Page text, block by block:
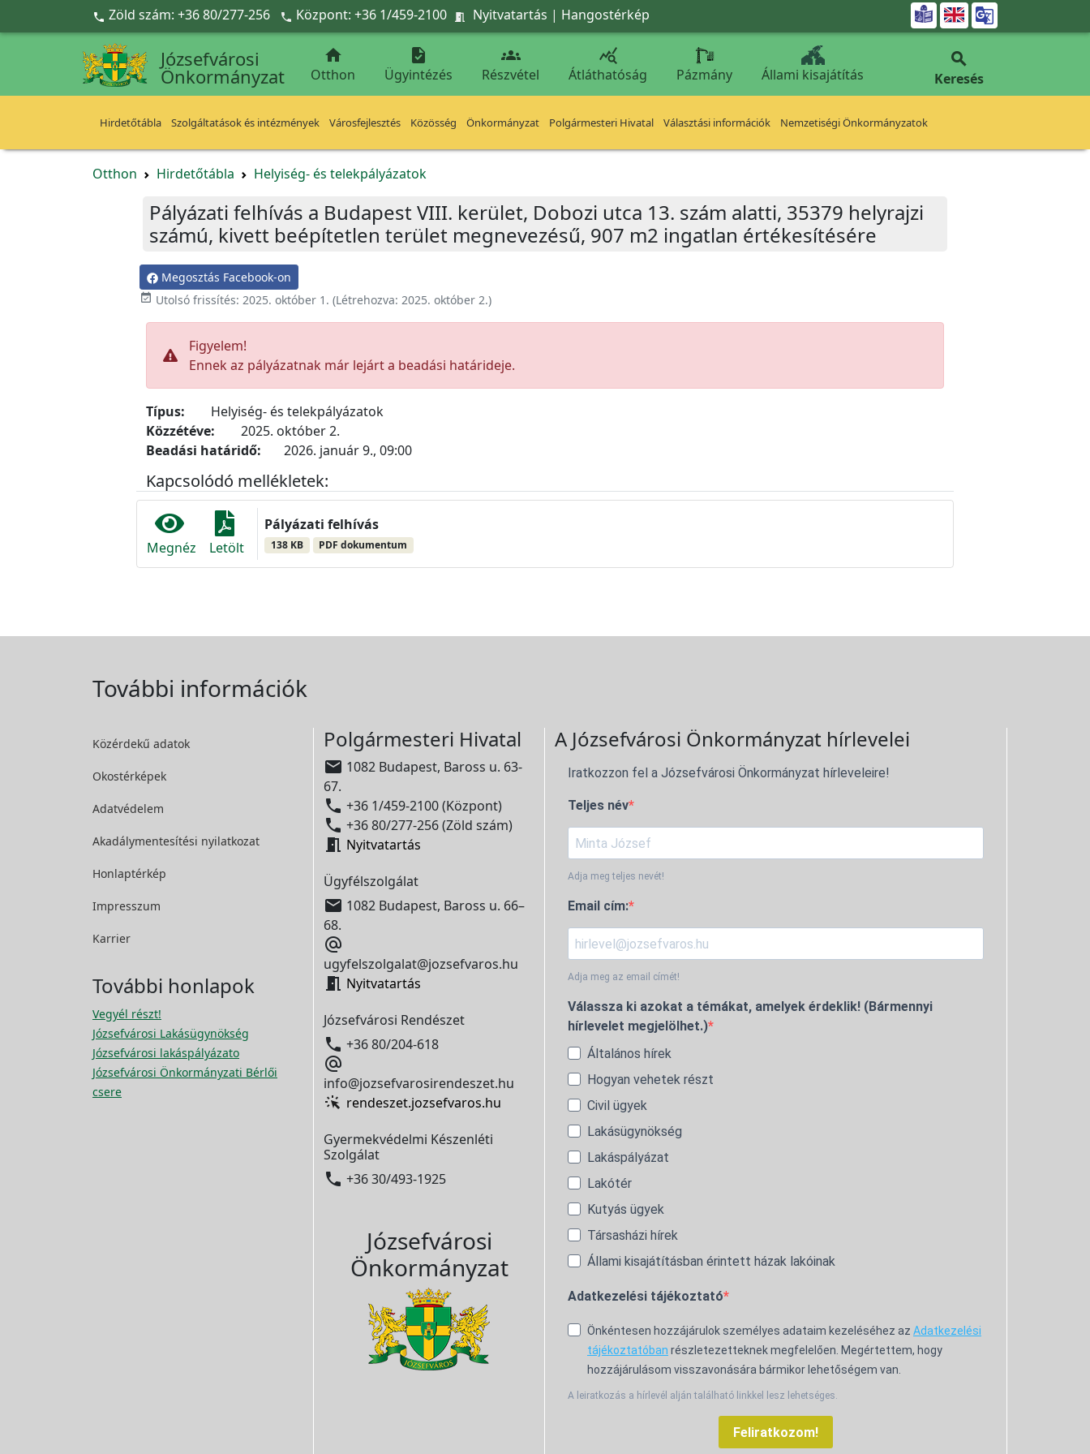
Ugrás a fő tartalomra
 Zöld szám: +36 80/277-256  Központ: +36 1/459-2100  Nyitvatartás | Hangostérkép 
Józsefvárosi
Önkormányzat

Otthon

Ügyintézés

Részvétel

Átláthatóság Pázmány Állami kisajátítás

Keresés
Hirdetőtábla Szolgáltatások és intézmények Városfejlesztés Közösség Önkormányzat Polgármesteri Hivatal Választási információk Nemzetiségi Önkormányzatok
Otthon Hirdetőtábla Helyiség- és telekpályázatok
Pályázati felhívás a Budapest VIII. kerület, Dobozi utca 13. szám alatti, 35379 helyrajzi
számú, kivett beépítetlen terület megnevezésű, 907 m2 ingatlan értékesítésére
Megosztás Facebook-on
 Utolsó frissítés: 2025. október 1. (Létrehozva: 2025. október 2.)
Figyelem!
Ennek az pályázatnak már lejárt a beadási határideje.
Típus:
Helyiség- és telekpályázatok
Közzétéve:
2025. október 2.
Beadási határidő:
2026. január 9., 09:00
Kapcsolódó mellékletek:
Megnéz Letölt
Pályázati felhívás
138 KB PDF dokumentum
További információk
Közérdekű adatok
Okostérképek
Adatvédelem
Akadálymentesítési nyilatkozat
Honlaptérkép
Impresszum
Karrier
További honlapok
Vegyél részt!
Józsefvárosi Lakásügynökség
Józsefvárosi lakáspályázato
Józsefvárosi Önkormányzati Bérlői
csere
Polgármesteri Hivatal
 1082 Budapest, Baross u. 63-
67.
 +36 1/459-2100 (Központ)
 +36 80/277-256 (Zöld szám)
 Nyitvatartás
Ügyfélszolgálat
 1082 Budapest, Baross u. 66–
68.

ugyfelszolgalat@jozsefvaros.hu
 Nyitvatartás
Józsefvárosi Rendészet
 +36 80/204-618

info@jozsefvarosirendeszet.hu
rendeszet.jozsefvaros.hu
Gyermekvédelmi Készenléti
Szolgálat
 +36 30/493-1925
Józsefvárosi
Önkormányzat
A Józsefvárosi Önkormányzat hírlevelei
Iratkozzon fel a Józsefvárosi Önkormányzat hírleveleire!
Teljes név
Adja meg teljes nevét!
Email cím:
Adja meg az email címét!
Válassza ki azokat a témákat, amelyek érdeklik! (Bármennyi
hírlevelet megjelölhet.)
Általános hírek
Hogyan vehetek részt
Civil ügyek
Lakásügynökség
Lakáspályázat
Lakótér
Kutyás ügyek
Társasházi hírek
Állami kisajátításban érintett házak lakóinak
Adatkezelési tájékoztató
Önkéntesen hozzájárulok személyes adataim kezeléséhez az Adatkezelési
tájékoztatóban részletezetteknek megfelelően. Megértettem, hogy
hozzájárulásom visszavonására bármikor lehetőségem van.
A leiratkozás a hírlevél alján található linkkel lesz lehetséges.
Feliratkozom!